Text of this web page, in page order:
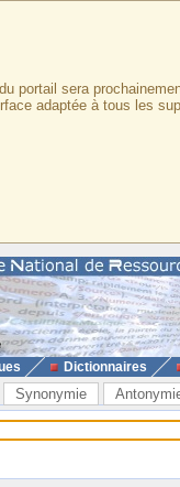
portail sera
adaptée à tous les
Dictionnaires
Synonymie